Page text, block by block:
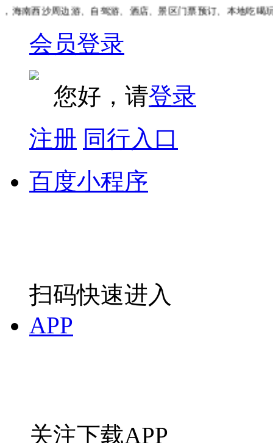
南西沙周边游、自驾游、酒店、景区门票预订、本地吃喝玩乐
会员登录
您好，请登录
注册 同行入口
百度小程序
扫码快速进入
APP
关注下载APP